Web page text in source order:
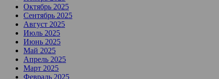
Октябрь 2025
Сентябрь 2025
Август 2025
Июль 2025
Июнь 2025
Май 2025
Апрель 2025
Март 2025
Февраль 2025